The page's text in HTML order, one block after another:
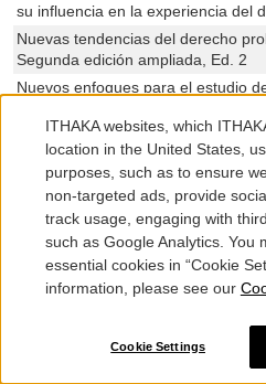
su influencia en la experiencia del
Nuevas tendencias del derecho
Segunda edición ampliada, Ed. 2
Nuevos enfoques para el estudio
Obras reunidas de Carlos B.
II. “Comprensión, escucha y
sobre Heidegger y Gadamer"
Ooyoriyasa: Cosmología e
entre los Ette del norte de Colombia
Ordenar para controlar:
control político en las
llanuras del Caribe y en los Andes
Orden natural y orden social:
el semanario del Nuevo Reyno de
Partidos y elecciones en Colombia
ITHAKA websites, which
location in the United States,
purposes, such as to ensure
non-targeted ads, provide
track usage, engaging with
such as Google Analytics. You
essential cookies in “Cookie
information, please see our
Cookie Settings